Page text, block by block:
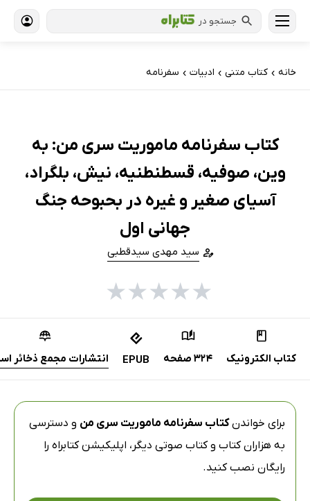
جستجو در
خانه › کتاب‌ متنی › ادبیات › سفرنامه
کتاب سفرنامه ماموریت سری من: به
وین، صوفیه، قسطنطنیه، نیش، بلگراد،
آسیای صغیر و غیره در بحبوحه جنگ
جهانی اول
سید مهدی سیدقطبی
★
★
★
★
★
کتاب الکترونیک 324 صفحه EPUB انتشارات مجمع ذخائر
برای خواندنکتاب سفرنامه ماموریت سری من و دسترسی
به هزاران کتاب و کتاب صوتی دیگر، اپلیکیشن کتابراه را
رایگان نصب کنید.